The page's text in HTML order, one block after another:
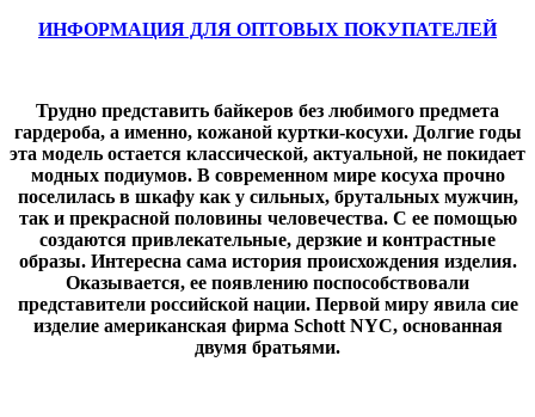
ИНФОРМАЦИЯ ДЛЯ ОПТОВЫХ ПОКУПАТЕЛЕЙ
Трудно представить байкеров без любимого предмета
гардероба, а именно, кожаной куртки-косухи. Долгие годы
эта модель остается классической, актуальной, не покидает
модных подиумов. В современном мире косуха прочно
поселилась в шкафу как у сильных, брутальных мужчин,
так и прекрасной половины человечества. С ее помощью
создаются привлекательные, дерзкие и контрастные
образы. Интересна сама история происхождения изделия.
Оказывается, ее появлению поспособствовали
представители российской нации. Первой миру явила сие
изделие американская фирма Schott NYC, основанная
двумя братьями.